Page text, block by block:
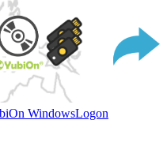
WindowsLogon